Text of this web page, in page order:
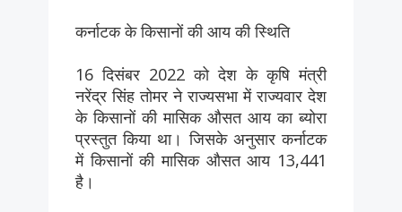
कर्नाटक के किसानों की आय की स्थिति
16 दिसंबर 2022 को देश के कृषि मंत्री
नरेंद्र सिंह तोमर ने राज्यसभा में राज्यवार देश
के किसानों की मासिक औसत आय का ब्योरा
प्रस्तुत किया था। जिसके अनुसार कर्नाटक
में किसानों की मासिक औसत आय 13,441
है।